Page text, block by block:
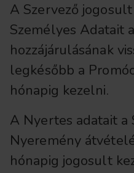
A Szervező
Személyes Adatait
hozzájárulásának
legkésőbb a
hónapig kezelni.
A Nyertes adatait a
Nyeremény
hónapig jogosult